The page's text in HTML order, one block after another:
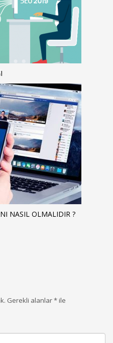
NASIL OLMALIDIR ?
Gerekli alanlar*ile